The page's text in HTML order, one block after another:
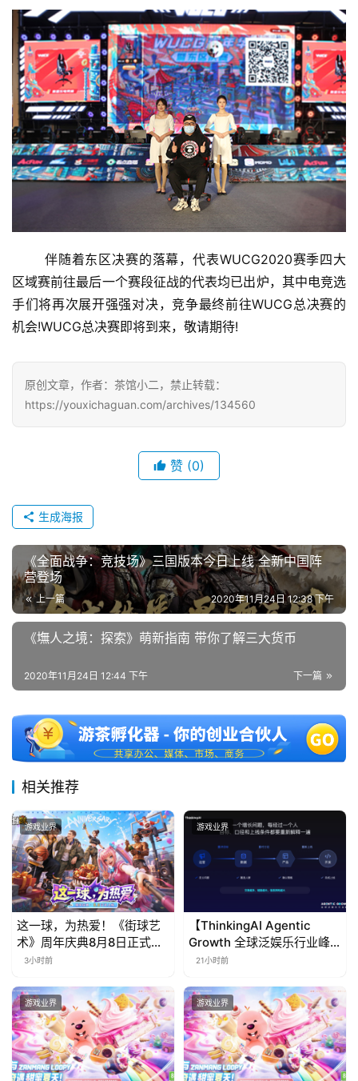
区域赛前往最后一个赛段征战的代表均已出炉，其中电竞选
手们将再次展开强强对决，竞争最终前往WUCG总决赛的
机会!WUCG总决赛即将到来，敬请期待!
原创文章，作者：茶馆小二，禁止转载：
https://youxichaguan.com/archives/134560
赞 (0)
生成海报
《全面战争：竞技场》三国版本今日上线 全新中国阵
营登场
上一篇 2020年11月24日 12:38 下午
《墲人之境：探索》萌新指南 带你了解三大货币
下一篇
2020年11月24日 12:44 下午
相关推荐
游戏业界
这一球，为热爱！《街球艺
术》周年庆典8月8日正式上
线，多重福利与全新内容同
3小时前
游戏业界
【ThinkingAI Agentic
Growth 全球泛娱乐行业峰
会】Agent 时代，人到底负
21小时前
游戏业界 游戏业界